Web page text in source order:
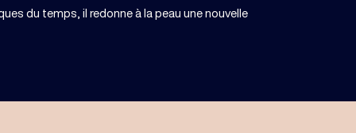
du temps, il redonne à la peau une nouvelle